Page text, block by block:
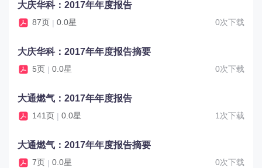
大庆华科：2017年年度报告
87页 | 0.0星 0次下载
大庆华科：2017年年度报告摘要
5页 | 0.0星 0次下载
大通燃气：2017年年度报告
141页 | 0.0星 1次下载
大通燃气：2017年年度报告摘要
7页 | 0.0星 0次下载